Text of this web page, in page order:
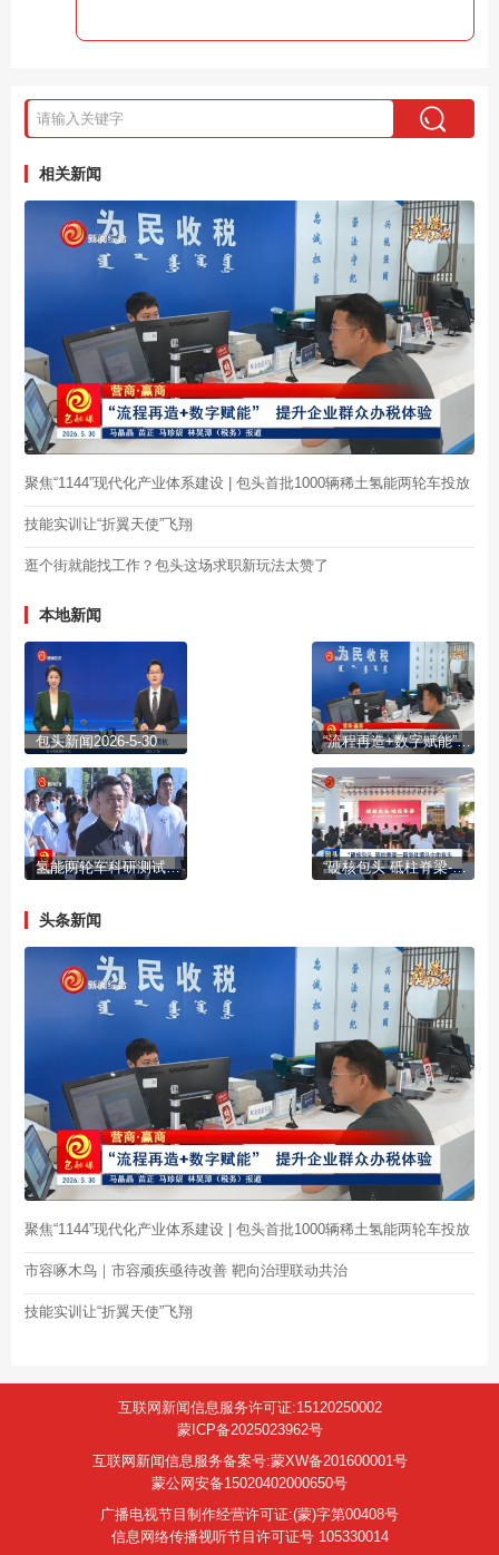
相关新闻
聚焦“1144”现代化产业体系建设 | 包头首批1000辆稀土氢能两轮车投放
技能实训让“折翼天使”飞翔
逛个街就能找工作？包头这场求职新玩法太赞了
本地新闻
包头新闻2026-5-30 “流程再造+数字赋能” 提升企业群众办税体验
氢能两轮车科研测试试点示范项目启动 “硬核包头 砥柱脊梁-新华社镜头中的包头新闻摄影展”开展
头条新闻
聚焦“1144”现代化产业体系建设 | 包头首批1000辆稀土氢能两轮车投放
市容啄木鸟｜市容顽疾亟待改善 靶向治理联动共治
技能实训让“折翼天使”飞翔
互联网新闻信息服务许可证:15120250002
蒙ICP备2025023962号
互联网新闻信息服务备案号:蒙XW备201600001号
蒙公网安备15020402000650号
广播电视节目制作经营许可证:(蒙)字第00408号
信息网络传播视听节目许可证号 105330014